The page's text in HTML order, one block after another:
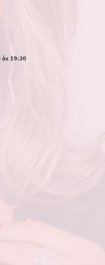
19:30